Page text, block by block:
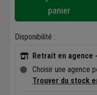
panier
Disponibilité :
Retrait en agence
Choisir une agence
Trouver du stock